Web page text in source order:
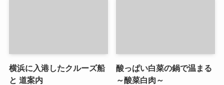
横浜に入港したクルーズ船
と 道案内
酸っぱい白菜の鍋で温まる
～酸菜白肉～